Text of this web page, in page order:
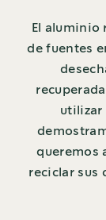
El aluminio
de fuentes
utilizar
queremos
reciclar sus